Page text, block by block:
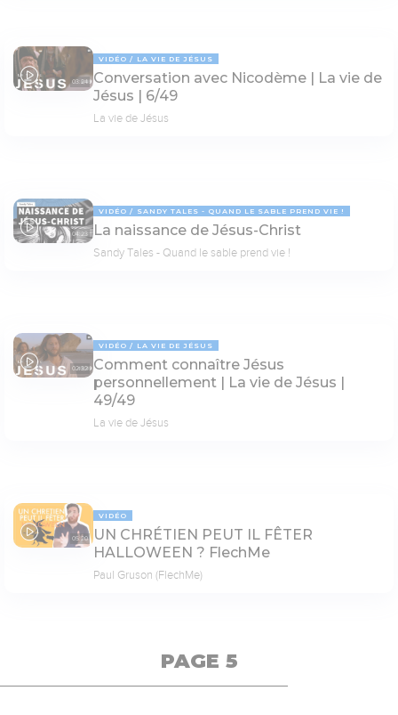
03:24
VIDÉO LA VIE DE JÉSUS
Conversation avec Nicodème | La vie de
Jésus | 6/49
La vie de Jésus
04:23
VIDÉO SANDY TALES - QUAND LE SABLE PREND VIE !
La naissance de Jésus-Christ
Sandy Tales - Quand le sable prend vie !
02:32
VIDÉO LA VIE DE JÉSUS
Comment connaître Jésus
personnellement | La vie de Jésus |
49/49
La vie de Jésus
05:20
VIDÉO
UN CHRÉTIEN PEUT IL FÊTER
HALLOWEEN ? FlechMe
Paul Gruson (FlechMe)
PAGE 5